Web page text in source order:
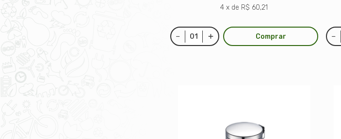
4 x de R$ 60,21
Comprar